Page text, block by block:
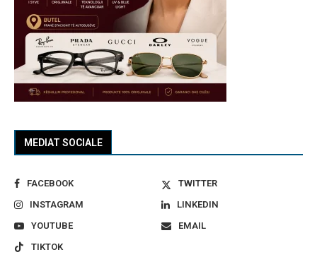
MEDIAT SOCIALE
FACEBOOK
TWITTER
INSTAGRAM
LINKEDIN
YOUTUBE
EMAIL
TIKTOK